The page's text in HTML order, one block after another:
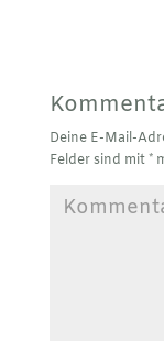
Deine E-Mail-
Felder sind mit*